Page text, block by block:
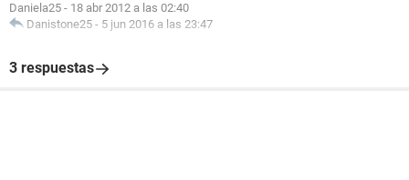
Daniela25 - 18 abr 2012 a las 02:40
Danistone25 - 5 jun 2016 a las 23:47
3 respuestas